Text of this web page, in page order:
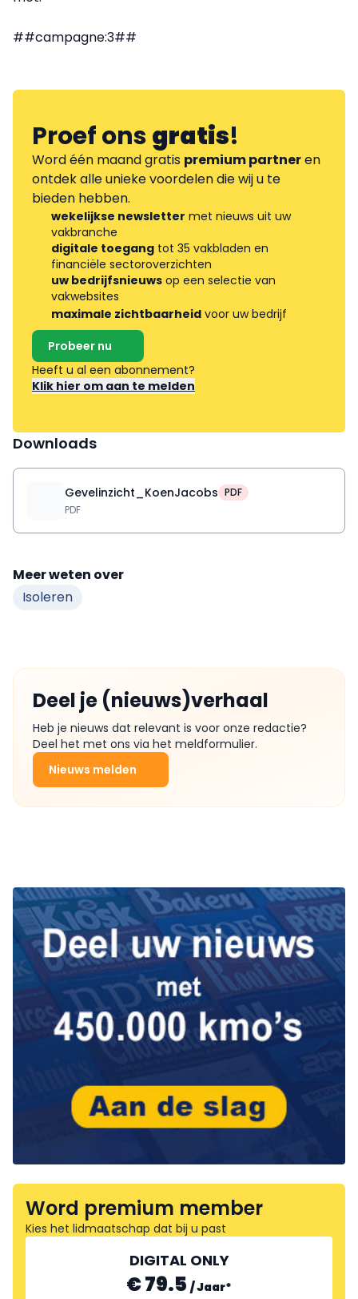
##campagne:3##
Proef onsgratis!
Word één maand gratis premium partneren
ontdek alle unieke voordelen die wij u te
bieden hebben.
wekelijkse newsletter met nieuws uit uw
vakbranche
digitale toegang tot 35 vakbladen en
financiële sectoroverzichten
uw bedrijfsnieuws op een selectie van
vakwebsites
maximale zichtbaarheid voor uw bedrijf
Probeer nu
Heeft u al een abonnement?
Klik hier om aan te melden
Downloads
Gevelinzicht_KoenJacobs PDF
PDF
Meer weten over
Isoleren
Deel je (nieuws)verhaal
Heb je nieuws dat relevant is voor onze redactie?
Deel het met ons via het meldformulier.
Nieuws melden
Word premium member
Kies het lidmaatschap dat bij u past
DIGITAL ONLY
€ 79.5 /Jaar*